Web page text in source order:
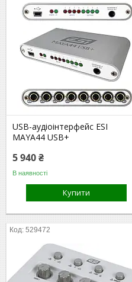
USB-аудіоінтерфейс ESI
MAYA44 USB+
5 940 ₴
В наявності
Купити
529472